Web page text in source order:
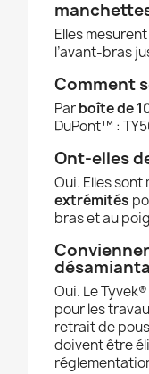
Elles mesurent
l’avant-bras
Comment
Parboîte de
DuPont™ :
Ont-elles
Oui. Elles sont
extrémités
bras et au
Oui. Le
pour les
retrait de
doivent être